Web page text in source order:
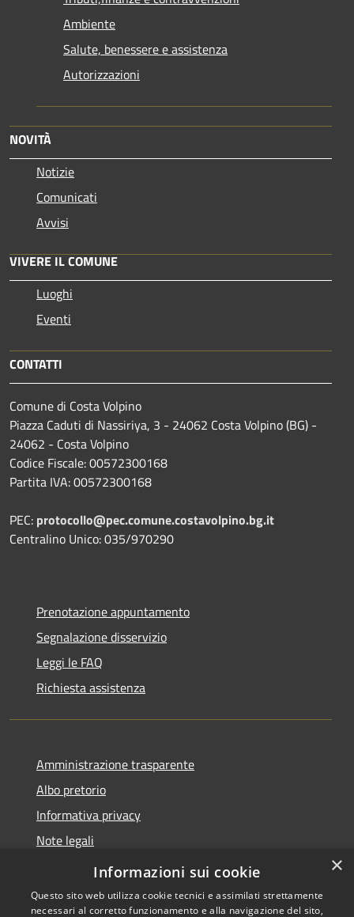
Ambiente
Salute, benessere e assistenza
Autorizzazioni
NOVITÀ
Notizie
Comunicati
Avvisi
VIVERE IL COMUNE
Luoghi
Eventi
CONTATTI
Comune di Costa Volpino
Piazza Caduti di Nassiriya, 3 - 24062 Costa Volpino (BG) -
24062 - Costa Volpino
Codice Fiscale: 00572300168
Partita IVA: 00572300168
PEC: protocollo@pec.comune.costavolpino.bg.it
Centralino Unico: 035/970290
Prenotazione appuntamento
Segnalazione disservizio
Leggi le FAQ
Richiesta assistenza
Amministrazione trasparente
Albo pretorio
Informativa privacy
Note legali
Dichiarazione di accessibilità
×
Informazioni sui cookie
Questo sito web utilizza cookie tecnici e assimilati strettamente
necessari al corretto funzionamento e alla navigazione del sito,